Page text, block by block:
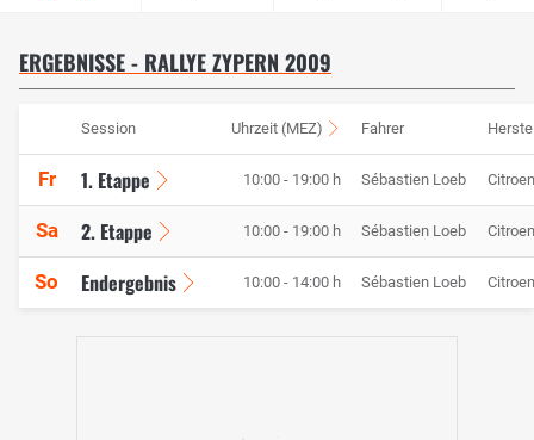
ERGEBNISSE - RALLYE ZYPERN 2009
Session Uhrzeit (MEZ) Fahrer
Fr 1. Etappe 10:00 - 19:00 h Sébastien Loeb
Sa 2. Etappe 10:00 - 19:00 h Sébastien Loeb
So Endergebnis 10:00 - 14:00 h Sébastien Loeb